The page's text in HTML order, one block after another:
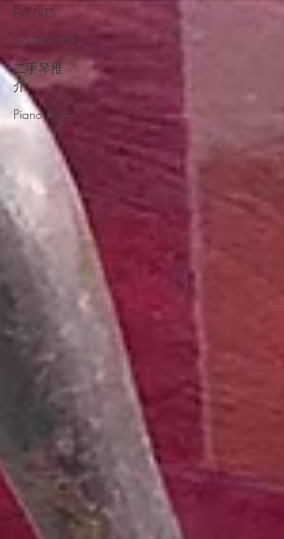
EVENTS
SPONSORS
二手琴推
介
Piano-Blog